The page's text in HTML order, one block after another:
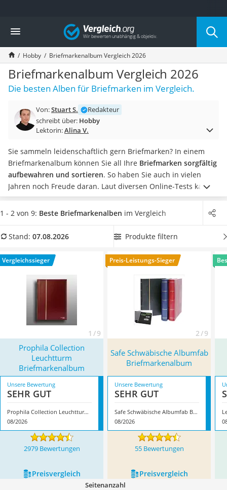
Die beliebtesten Vergleiche nach Kategorie
Freizeit & Sport
Gartentrampolin
Trampolin
Metalldetektor
Eufab-Fahrradträger
Trampolin 366 cm
Aluminium-Koffer
Futterboot
E-Bike-Dreirad
Trekkingschuhe Herren
Reisetasche mit Rollen
Klimmzugstation
Koffer
Nachtsichtgerät
Handgepäck-Koffer
Wanderschuhe Herren
Sicherheitsweste Reiten
Vergleich
Hobby Briefmarkenalbum Vergleich 2026
Briefmarkenalbum Vergleich 2026
Die besten Alben für Briefmarken im Vergleich.
Von:Stuart S.
Redakteur
schreibt über: Hobby
Lektorin:Alina V.
Sie sammeln leidenschaftlich gern Briefmarken? In einem
Briefmarkenalbum können Sie all Ihre Briefmarken sorgfältig
aufbewahren und sortieren. So haben Sie auch in vielen
Jahren noch Freude daran. Laut diversen Online-Tests kann
es ebenso interessant sein, durch ein Briefmarkenalbum zu
stöbern wie durch einFotoalbum . Es gibt viel zu entdecken.
Briefmarkenalbum mit Zwischenblättern, um Ihre
hier im August 2026 besonders das ModellProphila
Collection Leuchtturm Briefmarkenalbum* mit seinen
Eigenschaften.
1 - 2 von 9: Beste Briefmarkenalben im Vergleich
Stand: 07.08.2026 Produkte filtern
Vergleichssieger
1 / 9
Preis-Leistungs-Sieger
2 / 9
Prophila Collection
Leuchtturm
Briefmarkenalbum
Safe Schwäbische Albumfab
Briefmarkenalbum
Unsere Bewertung
SEHR GUT
Prophila Collection Leuchtturm Briefmarkenalbum
08/2026
Unsere Bewertung
SEHR GUT
Safe Schwäbische Albumfab Briefmarkenalbum
08/2026
2979 Bewertungen 55 Bewertungen
Preis­vergleich Preis­vergleich
Seitenanzahl